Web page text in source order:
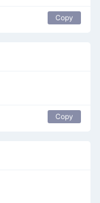
Copy
Copy